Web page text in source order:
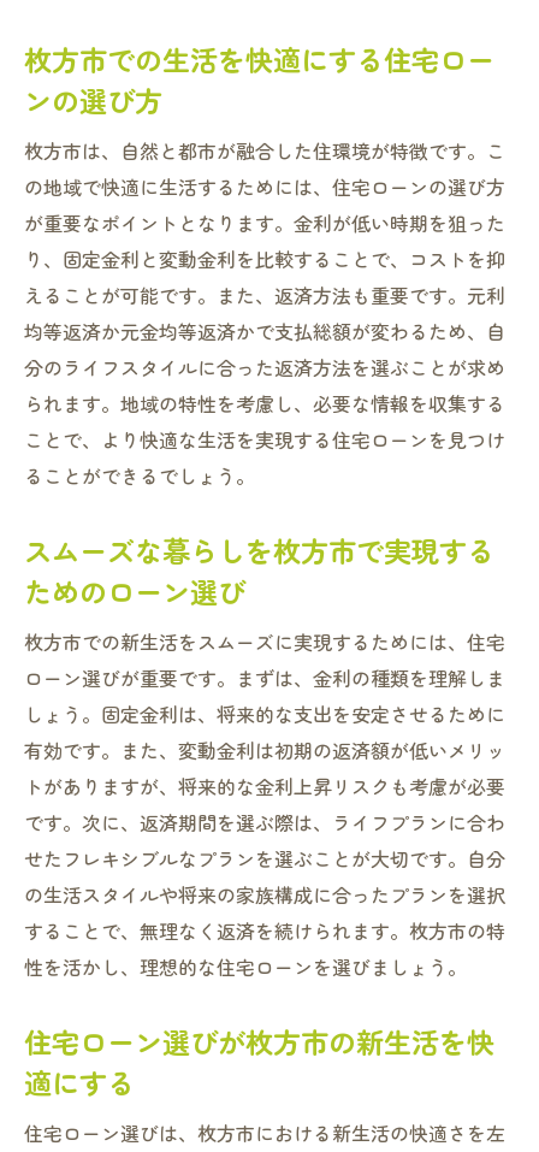
枚方市での生活を快適にする住宅ロー
ンの選び方
枚方市は、自然と都市が融合した住環境が特徴です。こ
の地域で快適に生活するためには、住宅ローンの選び方
が重要なポイントとなります。金利が低い時期を狙った
り、固定金利と変動金利を比較することで、コストを抑
えることが可能です。また、返済方法も重要です。元利
均等返済か元金均等返済かで支払総額が変わるため、自
分のライフスタイルに合った返済方法を選ぶことが求め
られます。地域の特性を考慮し、必要な情報を収集する
ことで、より快適な生活を実現する住宅ローンを見つけ
ることができるでしょう。
スムーズな暮らしを枚方市で実現する
ためのローン選び
枚方市での新生活をスムーズに実現するためには、住宅
ローン選びが重要です。まずは、金利の種類を理解しま
しょう。固定金利は、将来的な支出を安定させるために
有効です。また、変動金利は初期の返済額が低いメリッ
トがありますが、将来的な金利上昇リスクも考慮が必要
です。次に、返済期間を選ぶ際は、ライフプランに合わ
せたフレキシブルなプランを選ぶことが大切です。自分
の生活スタイルや将来の家族構成に合ったプランを選択
することで、無理なく返済を続けられます。枚方市の特
性を活かし、理想的な住宅ローンを選びましょう。
住宅ローン選びが枚方市の新生活を快
適にする
住宅ローン選びは、枚方市における新生活の快適さを左